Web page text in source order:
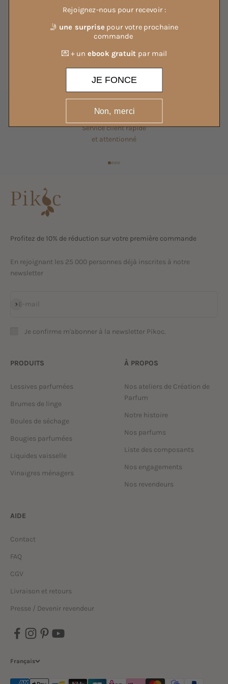
CITRON ZESTE
JASMIN PÊCHE
Service client rapide
et attentionné
Profitez de 10% de réduction sur votre première commande
En rejoignant les 25 000 personnes déjà inscrites à notre
newsletter
E-mail
S'inscrire
Je confirme m'abonner à la newsletter Pikoc.
PRODUITS
Lessives parfumées
Brumes de linge
Boules de séchage
Bougies parfumées
Liquides vaisselle
Vinaigres ménagers
À PROPOS
Nos ateliers de Création de
Parfum
Notre histoire
Nos parfums
Liste des composants
Nos engagements
Nos revendeurs
AIDE
Contact
FAQ
CGV
Livraison et retours
Presse / Devenir revendeur
Français
Rejoignez-nous pour recevoir :
🤳 une surprise pour votre prochaine
commande
💌 + un ebook gratuit par mail
JE FONCE
Non, merci